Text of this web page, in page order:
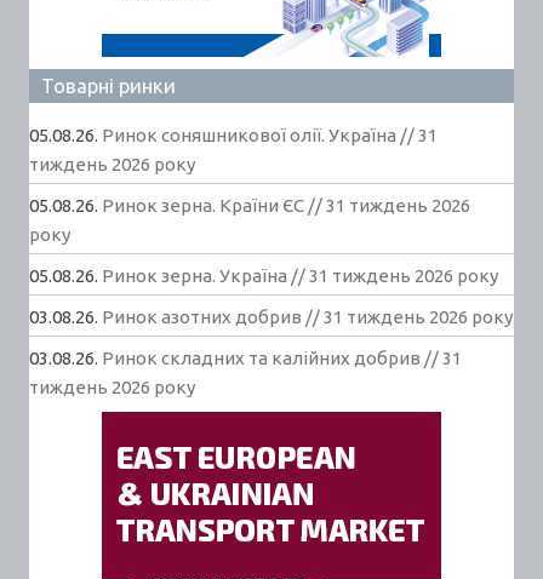
Товарні ринки
05.08.26. Ринок соняшникової олії. Україна // 31
тиждень 2026 року
05.08.26. Ринок зерна. Країни ЄС // 31 тиждень 2026
року
05.08.26. Ринок зерна. Україна // 31 тиждень 2026 року
03.08.26. Ринок азотних добрив // 31 тиждень 2026 року
03.08.26. Ринок складних та калійних добрив // 31
тиждень 2026 року